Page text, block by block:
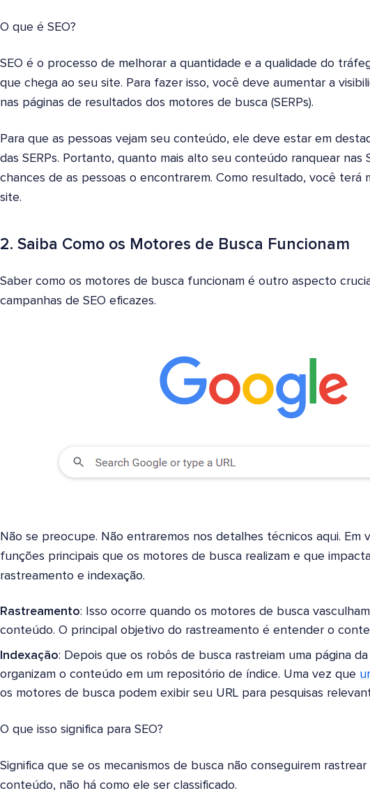
O que é SEO?
SEO é o processo de melhorar a quantidade e a qualidade do
que chega ao seu site. Para fazer isso, você deve aumentar a
nas páginas de resultados dos motores de busca (SERPs).
Para que as pessoas vejam seu conteúdo, ele deve estar em
das SERPs. Portanto, quanto mais alto seu conteúdo ranquear nas
chances de as pessoas o encontrarem. Como resultado, você terá
site.
2. Saiba Como os Motores de Busca Funcionam
Saber como os motores de busca funcionam é outro aspecto
campanhas de SEO eficazes.
Não se preocupe. Não entraremos nos detalhes técnicos aqui. Em
funções principais que os motores de busca realizam e que
rastreamento e indexação.
Rastreamento: Isso ocorre quando os motores de busca
conteúdo. O principal objetivo do rastreamento é entender o
Indexação: Depois que os robôs de busca rastreiam uma página
organizam o conteúdo em um repositório de índice. Uma vez que
os motores de busca podem exibir seu URL para pesquisas
O que isso significa para SEO?
Significa que se os mecanismos de busca não conseguirem
conteúdo, não há como ele ser classificado.